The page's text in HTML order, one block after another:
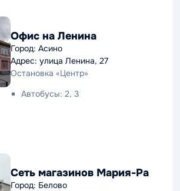
Офис на Ленина
Город: Асино
Адрес: улица Ленина, 27
Остановка «Центр»
Автобусы: 2, 3
Сеть магазинов Мария-Ра
Город: Белово